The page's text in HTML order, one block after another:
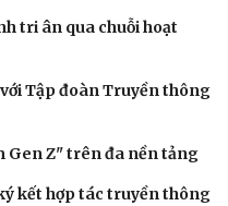
tri ân qua chuỗi hoạt
Tập đoàn Truyền thông
Gen Z" trên đa nền tảng
kết hợp tác truyền thông